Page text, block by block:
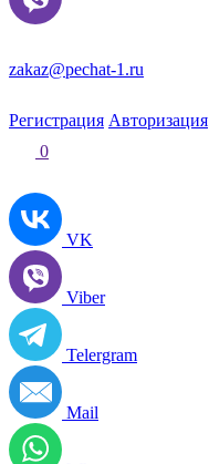
zakaz@pechat-1.ru
Регистрация Авторизация
0
VK
Viber
Telergram
Mail